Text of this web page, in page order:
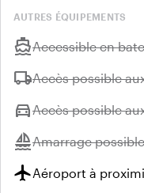
AUTRES ÉQUIPEMENTS
directions_boatIndisponible :
Accessible en
local_shippingIndisponible :
Accès possible
directions_carIndisponible :
Accès possible
sailingIndisponible :
Amarrage
flightAéroport à